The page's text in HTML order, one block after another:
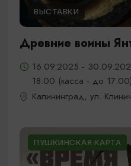
ВЫСТАВКИ
Древние воины
16.09.2025 -
18:00 (касса - до 17:00)
Калининград, ул.
ПУШКИНСКАЯ КАРТА